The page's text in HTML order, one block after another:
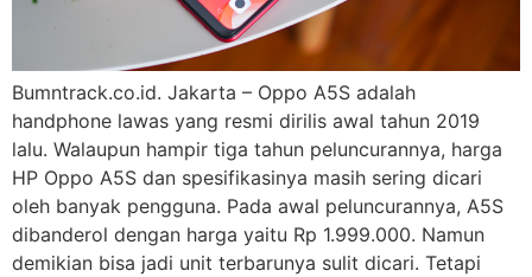
Bumntrack.co.id. Jakarta – Oppo A5S adalah
handphone lawas yang resmi dirilis awal tahun 2019
lalu. Walaupun hampir tiga tahun peluncurannya, harga
HP Oppo A5S dan spesifikasinya masih sering dicari
oleh banyak pengguna. Pada awal peluncurannya, A5S
dibanderol dengan harga yaitu Rp 1.999.000. Namun
demikian bisa jadi unit terbarunya sulit dicari. Tetapi